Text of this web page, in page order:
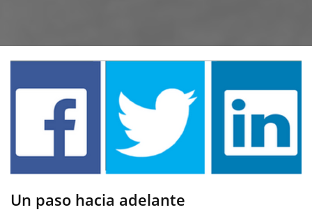
Un paso hacia adelante